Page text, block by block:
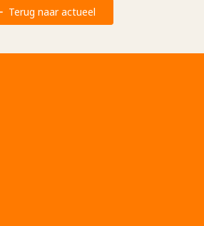
Terug naar actueel